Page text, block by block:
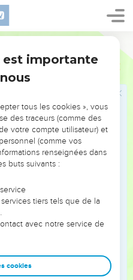
le Seigneur Jésus de
avec Jésus et il nous
De cette façon,
répandent de plus en plus,
à le remercier et à lui
pas découragés. Et même
ce qui est au fond de nous
sont légères et durent peu
une gloire
toujours et elle est
ce qu’on peut voir, nous
pas. En effet, ce qu’on
est importante
tous les cookies », vous
des traceurs (comme des
votre compte utilisateur) et
(comme vos
renseignées dans
buts suivants :
tiers tels que de la
avec notre service de
cookies